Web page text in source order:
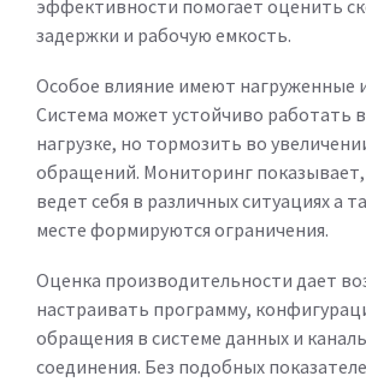
эффективности помогает оценить
задержки и рабочую емкость.
Особое влияние имеют нагруженные
Система может устойчиво работать
нагрузке, но тормозить во
обращений. Мониторинг показывает,
ведет себя в различных ситуациях а
месте формируются ограничения.
Оценка производительности дает
настраивать программу,
обращения в системе данных и
соединения. Без подобных